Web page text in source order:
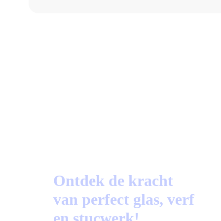
Ontdek de kracht
van perfect glas, verf